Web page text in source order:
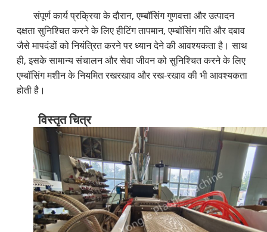
संपूर्ण कार्य प्रक्रिया के दौरान, एम्बॉसिंग गुणवत्ता और उत्पादन
दक्षता सुनिश्चित करने के लिए हीटिंग तापमान, एम्बॉसिंग गति और दबाव
जैसे मापदंडों को नियंत्रित करने पर ध्यान देने की आवश्यकता है। साथ
ही, इसके सामान्य संचालन और सेवा जीवन को सुनिश्चित करने के लिए
एम्बॉसिंग मशीन के नियमित रखरखाव और रख-रखाव की भी आवश्यकता
होती है।
विस्तृत चित्र